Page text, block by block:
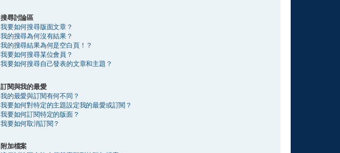
搜尋討論區
我要如何搜尋版面文章？
我的搜尋為何沒有結果？
我的搜尋結果為何是空白頁！？
我要如何搜尋某位會員？
我要如何搜尋自己發表的文章和主題？
訂閱與我的最愛
我的最愛與訂閱有何不同？
我要如何對特定的主題設定我的最愛或訂閱？
我要如何訂閱特定的版面？
我要如何取消訂閱？
附加檔案